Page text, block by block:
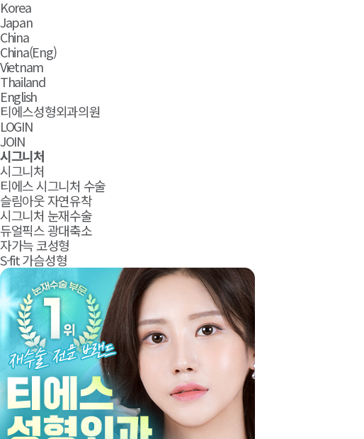
Korea
Japan
China
China(Eng)
Vietnam
Thailand
English
티에스성형외과의원
LOGIN
JOIN
시그니처
시그니처
티에스 시그니처 수술
슬림아웃 자연유착
시그니처 눈재수술
듀얼픽스 광대축소
자가늑 코성형
S-fit 가슴성형